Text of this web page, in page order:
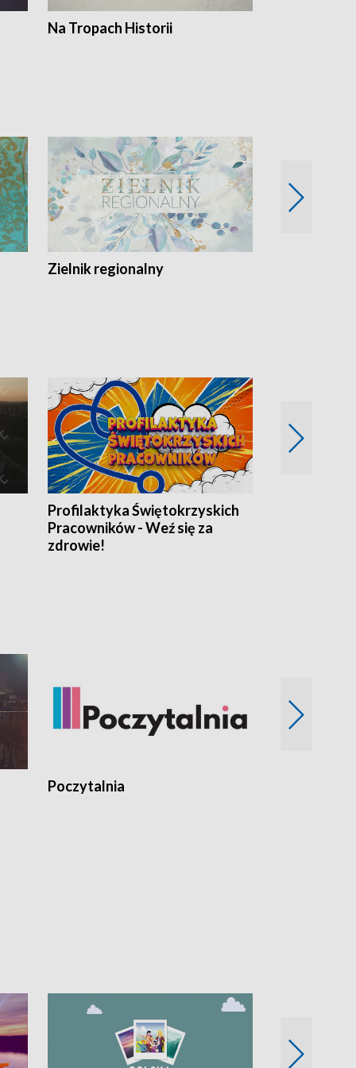
Na Tropach Historii
Zielnik regionalny
Profilaktyka Świętokrzyskich
Pracowników - Weź się za
zdrowie!
Poczytalnia